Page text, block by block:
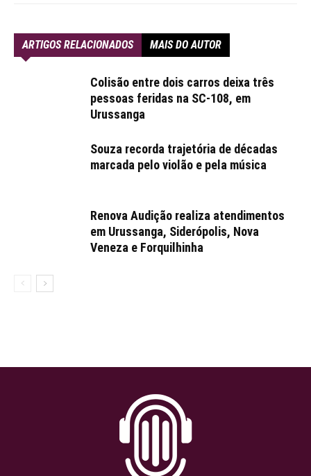
ARTIGOS RELACIONADOS MAIS DO AUTOR
Colisão entre dois carros deixa três
pessoas feridas na SC-108, em
Urussanga
Souza recorda trajetória de décadas
marcada pelo violão e pela música
Renova Audição realiza atendimentos
em Urussanga, Siderópolis, Nova
Veneza e Forquilhinha